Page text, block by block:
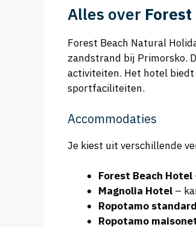
Alles over
Forest Beach Natural
zandstrand bij Primorsko.
activiteiten. Het hotel
sportfaciliteiten.
Accommodaties
Je kiest uit verschillende
Forest Beach Hotel
Magnolia Hotel –
Ropotamo
Ropotamo